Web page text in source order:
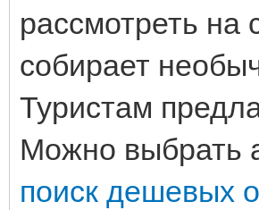
рассмотреть
собирает
Туристам
Можно выбрать
поиск дешевых